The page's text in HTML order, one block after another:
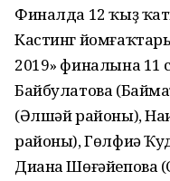
Финалда 12 ҡыҙ
Кастинг
2019» финалына 11
Байбулатова
(Әлшәй районы),
районы), Гөлфиә
Диана Шөғәйепова